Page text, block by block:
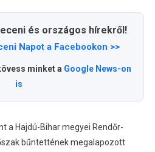
és országos hírekről!
Napot a Facebookon >>
minket a Google News-on
is
a Hajdú-Bihar megyei Rendőr-
bűntettének megalapozott